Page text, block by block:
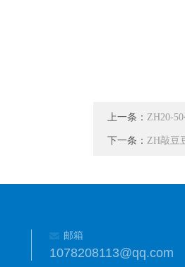
上一条： ZH20-
下一条： ZH敲豆
邮箱
1078208113@qq.com